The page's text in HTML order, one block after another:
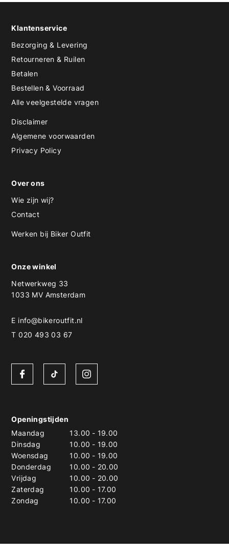
Klantenservice
Bezorging & Levering
Retourneren & Ruilen
Betalen
Bestellen & Voorraad
Alle veelgestelde vragen
Disclaimer
Algemene voorwaarden
Privacy Policy
Over ons
Wie zijn wij?
Contact
Werken bij Biker Outfit
Onze winkel
Netwerkweg 33
1033 MV Amsterdam
E info@bikeroutfit.nl
T 020 493 03 67
Openingstijden
Maandag
13.00 - 19.00
Dinsdag
10.00 - 19.00
Woensdag
10.00 - 19.00
Donderdag
10.00 - 20.00
Vrijdag
10.00 - 20.00
Zaterdag
10.00 - 17.00
Zondag
10.00 - 17.00